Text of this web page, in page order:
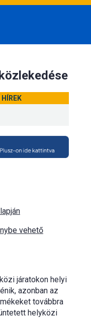
vehető
járatokon helyi
azonban az
továbbra
helyközi